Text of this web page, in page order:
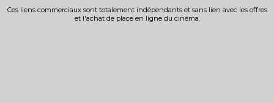
Ces liens commerciaux sont totalement indépendants et sans lien avec les offres
et l'achat de place en ligne du cinéma.